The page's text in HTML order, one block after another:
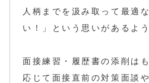
人柄までを汲み取って最適
い！」という思いがあるよう
面接練習・履歴書の添削は
応じて面接直前の対策面談